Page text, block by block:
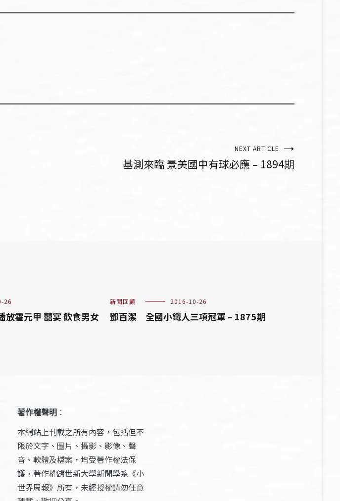
NEXT ARTICLE
基測來臨 景美國中有球必應 – 1894期
26
放霍元甲 囍宴 飲食男女
新聞回顧 2016-10-26
鄧百潔 全國小鐵人三項冠軍 – 1875期
著作權聲明 ：
本網站上刊載之所有內容，包括但不
限於文字、圖片、攝影、影像、聲
音、軟體及檔案，均受著作權法保
護，著作權歸世新大學新聞學系《小
世界周報》所有，未經授權請勿任意